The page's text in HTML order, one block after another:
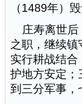
（1489年）
庄寿离世后
之职，继续
实行耕战结
护地方安定；
到三分军事，